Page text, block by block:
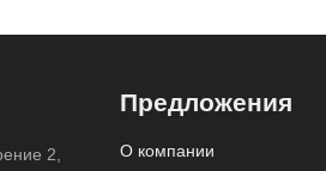
2,
Предложения
О компании